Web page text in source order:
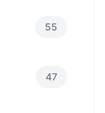
55
47